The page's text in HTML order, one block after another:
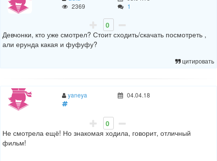
2369
1
0
Девчонки, кто уже смотрел? Стоит сходить/скачать посмотреть ,
али ерунда какая и фуфуфу?
цитировать
yaneya 04.04.18
0
Не смотрела ещё! Но знакомая ходила, говорит, отличный
фильм!